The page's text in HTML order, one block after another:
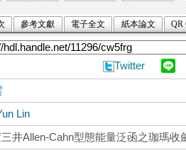
參考文獻 電子全文 紙本論文 QR
Twitter
Lin
井Allen-Cahn型態能量泛函之珈瑪收